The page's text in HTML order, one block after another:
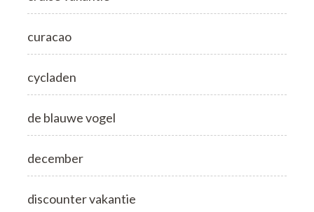
curacao
cycladen
de blauwe vogel
december
discounter vakantie